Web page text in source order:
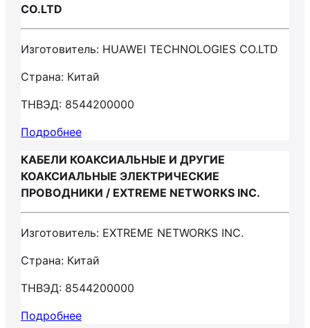
CO.LTD
Изготовитель: HUAWEI TECHNOLOGIES CO.LTD
Страна: Китай
ТНВЭД: 8544200000
Подробнее
КАБЕЛИ КОАКСИАЛЬНЫЕ И ДРУГИЕ
КОАКСИАЛЬНЫЕ ЭЛЕКТРИЧЕСКИЕ
ПРОВОДНИКИ / EXTREME NETWORKS INC.
Изготовитель: EXTREME NETWORKS INC.
Страна: Китай
ТНВЭД: 8544200000
Подробнее